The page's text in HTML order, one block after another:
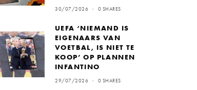
30/07/2026 0 SHARES
UEFA ‘NIEMAND IS
EIGENAARS VAN
VOETBAL, IS NIET TE
KOOP’ OP PLANNEN
INFANTINO
29/07/2026 0 SHARES